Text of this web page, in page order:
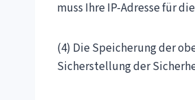
muss Ihre IP-Adresse für
(4) Die Speicherung der
Sicherstellung der